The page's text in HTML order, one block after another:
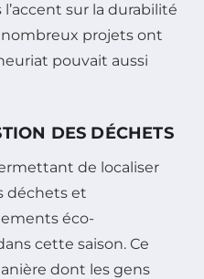
sur la durabilité
nombreux projets ont
pouvait aussi
DES DÉCHETS
de localiser
déchets et
éco-
cette saison. Ce
dont les gens